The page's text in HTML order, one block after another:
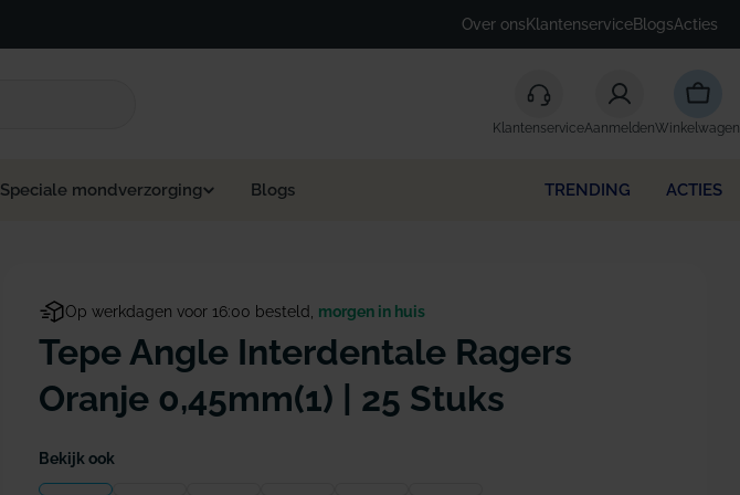
Over onsKlantenserviceBlogsActies
KlantenserviceAanmeldenWinkelwagen
Speciale mondverzorging Blogs TRENDING ACTIES
Op werkdagen voor 16:00 besteld, morgen in huis
Tepe Angle Interdentale Ragers
Oranje 0,45mm(1) | 25 Stuks
Bekijk ook